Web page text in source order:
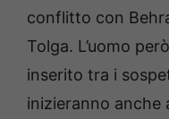
conflitto con
Tolga. L’uomo
inserito tra i
inizieranno anche